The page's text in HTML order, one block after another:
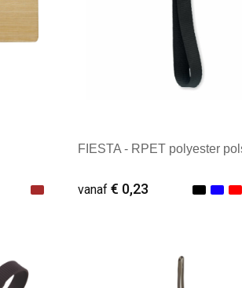
FIESTA - RPET polyester
vanaf€ 0,23
Minimale afname: 1